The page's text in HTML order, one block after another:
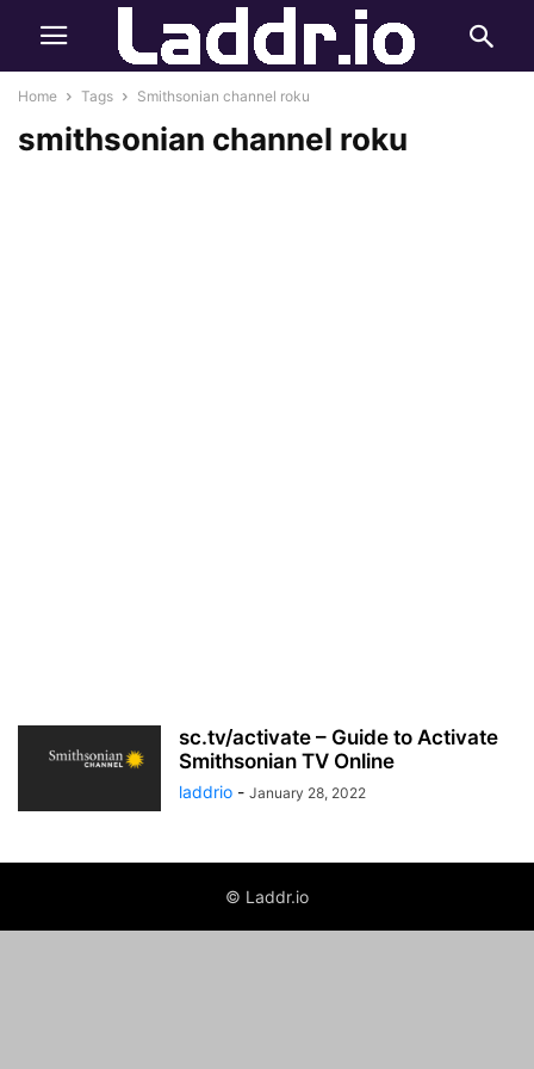
Home Tags Smithsonian channel roku
smithsonian channel roku
sc.tv/activate – Guide to Activate
Smithsonian TV Online
laddrio - January 28, 2022
© Laddr.io